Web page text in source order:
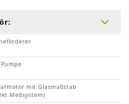
Pumpe
mit Glasmaßstab
Meßsystem)